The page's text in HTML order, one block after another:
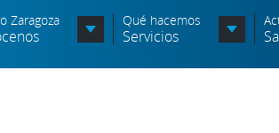
Zaragoza Qué hacemos
Servicios